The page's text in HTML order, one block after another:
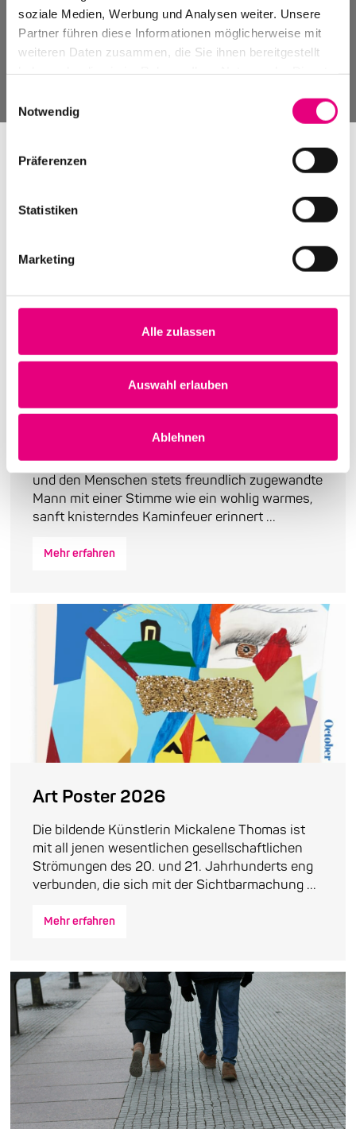
soziale Medien, Werbung und Analysen weiter. Unsere
Partner führen diese Informationen möglicherweise mit
weiteren Daten zusammen, die Sie ihnen bereitgestellt
Notwendig
Präferenzen
Statistiken
Marketing
Alle zulassen
Auswahl erlauben
Ablehnen
Neues aus der Welt von Enjoy Jazz
Zum Enjoy Jazz Kanal auf YouTube
Die Galionsfigur des Jazz kommt
nach Mannheim
Gregory Porter, dieser hünenhafte, dem Leben
und den Menschen stets freundlich zugewandte
Mann mit einer Stimme wie ein wohlig warmes,
sanft knisterndes Kaminfeuer erinnert ...
Mehr erfahren
Art Poster 2026
Die bildende Künstlerin Mickalene Thomas ist
mit all jenen wesentlichen gesellschaftlichen
Strömungen des 20. und 21. Jahrhunderts eng
verbunden, die sich mit der Sichtbarmachung ...
Mehr erfahren